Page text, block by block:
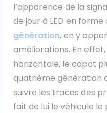
Véhicules 0
Tous les
Réservation
l’apparence de la
de jour à LED en forme
génération, en y
améliorations. En
horizontale, le capot
quatrième génération
suivre les traces des
fait de lui le véhicule